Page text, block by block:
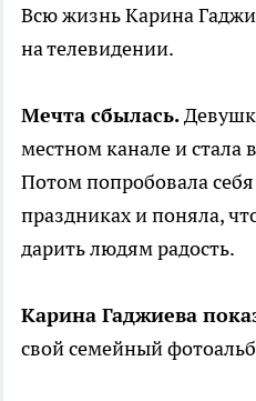
Всю жизнь Карина
на телевидении.
Мечта сбылась.
местном канале и стала
Потом попробовала
праздниках и поняла,
дарить людям радость.
Карина Гаджиева
свой семейный